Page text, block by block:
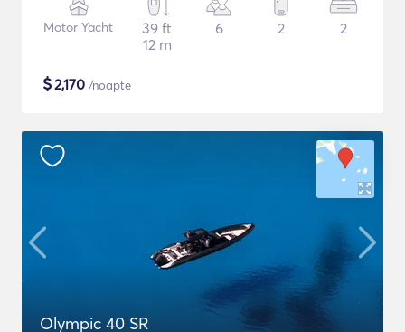
Motor Yacht
39 ft
12 m
6 2 2
$2,170 /noapte
Olympic 40 SR